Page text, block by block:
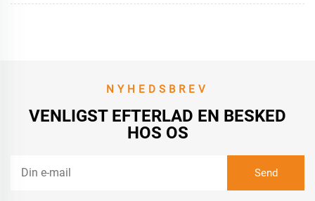
NYHEDSBREV
VENLIGST EFTERLAD EN BESKED
HOS OS